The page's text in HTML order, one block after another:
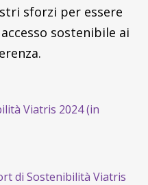
sforzi per essere
sostenibile ai
Viatris 2024 (in
di Sostenibilità Viatris